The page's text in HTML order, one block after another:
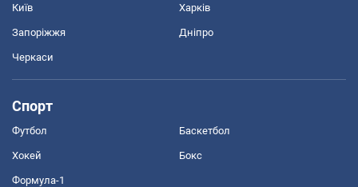
Київ Харків
Запоріжжя Дніпро
Черкаси
Спорт
Футбол Баскетбол
Хокей Бокс
Формула-1